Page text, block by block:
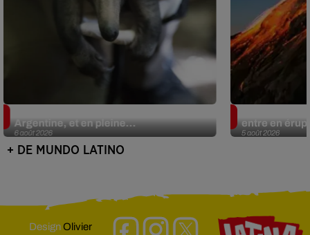
6 août 2026
Argentine, et en pleine...
5 août 2026
entre en
+ DE MUNDO LATINO
DesignOlivier